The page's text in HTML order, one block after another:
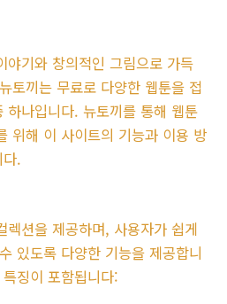
야기와 창의적인 그림으로 가득
토끼는 무료로 다양한 웹툰을 접
하나입니다. 뉴토끼를 통해 웹툰
위해 이 사이트의 기능과 이용 방
.
렉션을 제공하며, 사용자가 쉽게
있도록 다양한 기능을 제공합니
징이 포함됩니다: